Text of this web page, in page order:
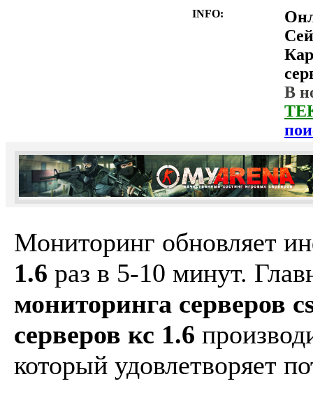
INFO:
В
Мониторинг обновляет
1.6 раз в 5-10 минут.
мониторинга серверов
серверов кс 1.6
который удовлетворяет